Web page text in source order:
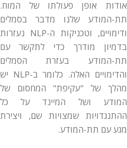
אודות אופן פעולתו של המוח.
תת-המודע שלנו מדבר בסמלים
ודימויים, וטכניקות ה-NLP נעזרות
בדמיון מודרך כדי לתקשר עם
תת-המודע בעזרת הסמלים
והדימויים האלה. כלומר ב-NLP יש
מהלך של "עקיפת" המחסום של
המודע ושל המיינד על כל
ההתנגדויות שמצויות שם, ויצירת
מגע עם תת-המודע.